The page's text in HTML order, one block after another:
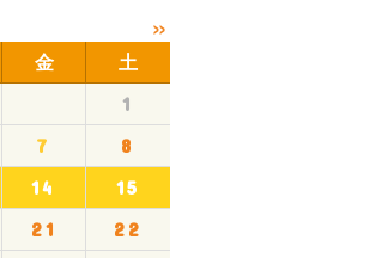
»
金 土
1
7
8
14
15
21
22